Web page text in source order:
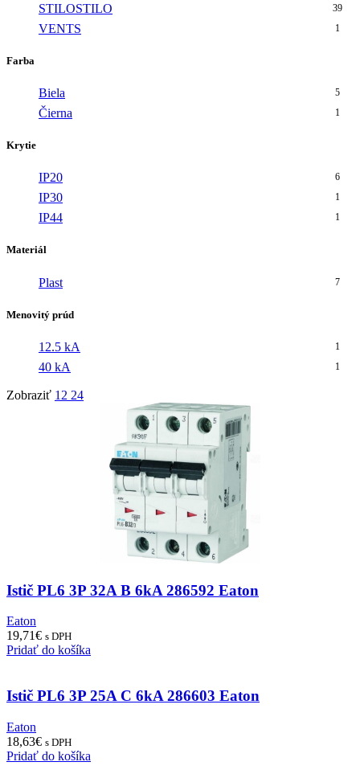
STILOSTILO 39
VENTS 1
Farba
Biela 5
Čierna 1
Krytie
IP20 6
IP30 1
IP44 1
Materiál
Plast 7
Menovitý prúd
12.5 kA 1
40 kA 1
Zobraziť 12 24
Istič PL6 3P 32A B 6kA 286592 Eaton
Eaton
19,71€ s DPH
Pridať do košíka
Istič PL6 3P 25A C 6kA 286603 Eaton
Eaton
18,63€ s DPH
Pridať do košíka